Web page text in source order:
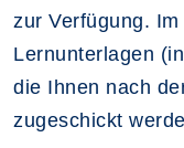
zur Verfügung.
Lernunterlagen
die Ihnen nach
zugeschickt